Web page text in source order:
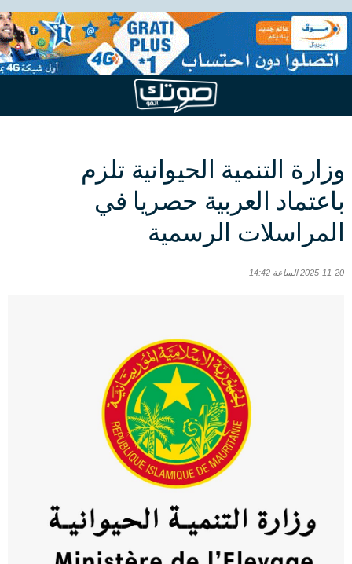
وزارة التنمية الحيوانية تلزم
باعتماد العربية حصريا في
المراسلات الرسمية
2025-11-20 الساعة 14:42